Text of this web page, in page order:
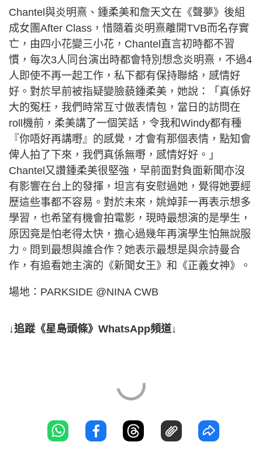
Chantel與炎明熹、鍾柔美和詹天文在《聲夢》後組
成女團After Class，惜隨着炎明熹離開TVB而名存實
亡，由四小花變三小花，Chantel直言初時都不習
慣，每次3人同台演出時都會特別想念炎明熹，不過4
人即使不再一起工作，私下都有保持聯絡，感情好
好。對於早前被指疑變臉藐鍾柔美，她說：「真係好
大的冤枉，我們時常互寸做表情包，當日的訪問在
roll機前，柔美講了一個笑話，令我和Windy都有種
『你唔好再講嘢』的感覺，才會有那個表情，點知會
俾人拍了下來，我們真係無嘢，感情好好。」
Chantel又讚鍾柔美很堅強，早前面對負面新聞亦沒
有影響在台上的發揮，坦言有安慰過她，覺得她要經
歷這些事都不容易。對於未來，姚焯菲一再表示想多
學習，也希望有機會拍電影，現時最想演的是學生，
原因竟是怕老得太快，擔心過幾年再演學生怕無說服
力。問到最想與誰合作？她表示最想是與佘詩曼合
作，有追看她主演的《新聞女王》和《正義女神》。
場地：PARKSIDE @NINA CWB
↓追蹤《星島頭條》WhatsApp頻道↓